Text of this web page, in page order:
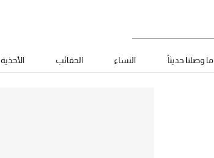
ما وصلنا حديثاً النساء الحقائب الأحذية